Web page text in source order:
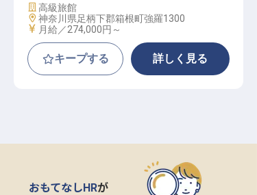
施設業態
高級旅館
勤務地
神奈川県足柄下郡箱根町強羅1300
給与
月給／274,000円～
キープする 詳しく見る
おもてなしHRが